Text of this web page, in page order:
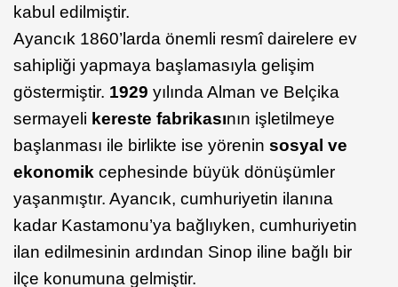
kabul edilmiştir.
Ayancık 1860’larda önemli resmî dairelere ev
sahipliği yapmaya başlamasıyla gelişim
göstermiştir. 1929 yılında Alman ve Belçika
sermayeli kereste fabrikasının işletilmeye
başlanması ile birlikte ise yörenin sosyal ve
ekonomik cephesinde büyük dönüşümler
yaşanmıştır. Ayancık, cumhuriyetin ilanına
kadar Kastamonu’ya bağlıyken, cumhuriyetin
ilan edilmesinin ardından Sinop iline bağlı bir
ilçe konumuna gelmiştir.